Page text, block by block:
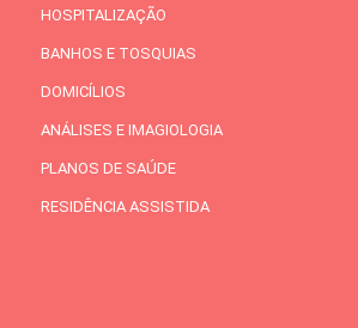
HOSPITALIZAÇÃO
BANHOS E TOSQUIAS
DOMICÍLIOS
ANÁLISES E IMAGIOLOGIA
PLANOS DE SAÚDE
RESIDÊNCIA ASSISTIDA